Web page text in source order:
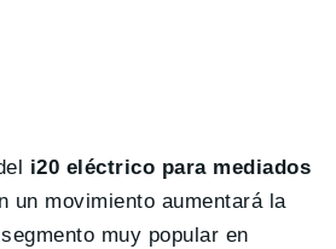
i20 eléctrico para mediados
un movimiento aumentará la
muy popular en